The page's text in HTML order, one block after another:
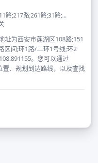
路;217路;261路;31路;...
址为西安市莲湖区108路;151
区间;环1路/二环1号线;环2
。您可以通过
、规划到达路线，以及查找